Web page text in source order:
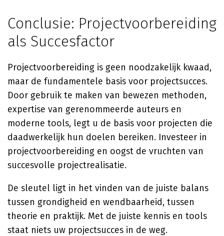
Conclusie: Projectvoorbereiding
als Succesfactor
Projectvoorbereiding is geen noodzakelijk kwaad,
maar de fundamentele basis voor projectsucces.
Door gebruik te maken van bewezen methoden,
expertise van gerenommeerde auteurs en
moderne tools, legt u de basis voor projecten die
daadwerkelijk hun doelen bereiken. Investeer in
projectvoorbereiding en oogst de vruchten van
succesvolle projectrealisatie.
De sleutel ligt in het vinden van de juiste balans
tussen grondigheid en wendbaarheid, tussen
theorie en praktijk. Met de juiste kennis en tools
staat niets uw projectsucces in de weg.